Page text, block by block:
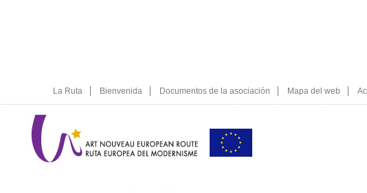
La Ruta Bienvenida Documentos de la asociación Mapa del web